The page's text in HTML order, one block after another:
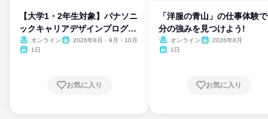
【大学1・2年生対象】パナソニ
ックキャリアデザインプログラ
ム
オンライン
2026年8月・9月・10月
1日
お気に入り
「洋服の青山」の仕事体験
分の強みを見つけよう!
オンライン
2026年8月
1日
お気に入り